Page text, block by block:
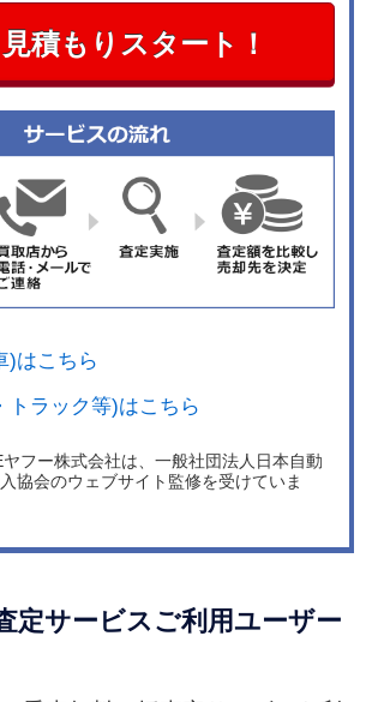
見積もりスタート！
)はこちら
トラック等)はこちら
ヤフー株式会社は、一般社団法人日本自動
協会のウェブサイト監修を受けていま
定サービスご利用ユーザー